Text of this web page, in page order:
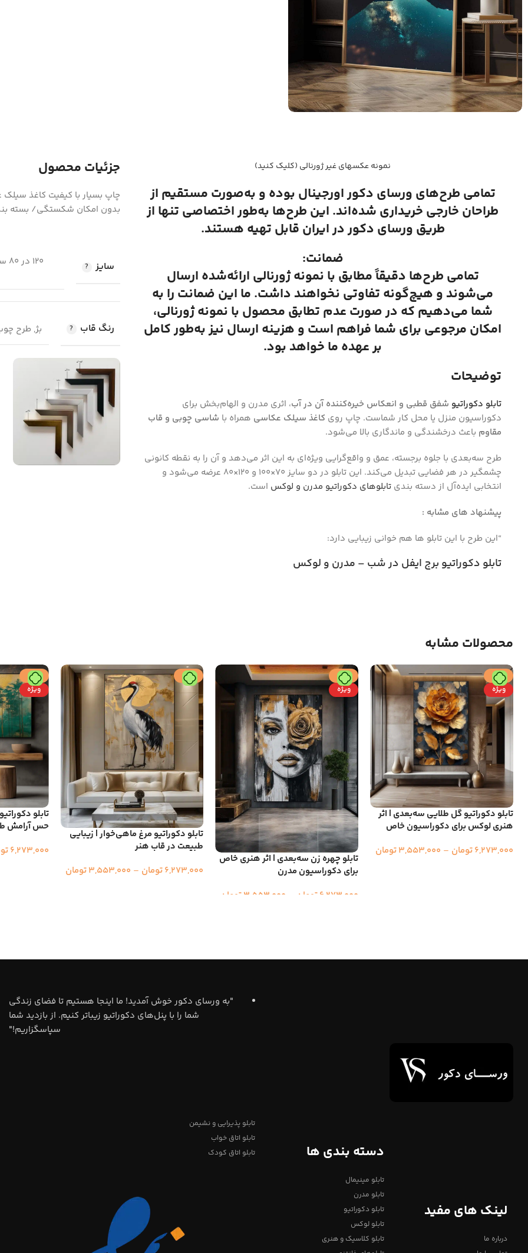
نمونه عکسهای غیر ژورنالی (کلیک کنید)
تمامی طرح‌های ورسای دکور اورجینال بوده و به‌صورت مستقیم از
طراحان خارجی خریداری شده‌اند. این طرح‌ها به‌طور اختصاصی تنها از
طریق ورسای دکور در ایران قابل تهیه هستند.
ضمانت:
تمامی طرح‌ها دقیقاً مطابق با نمونه ژورنالی ارائه‌شده ارسال
می‌شوند و هیچ‌گونه تفاوتی نخواهند داشت. ما این ضمانت را به
شما می‌دهیم که در صورت عدم تطابق محصول با نمونه ژورنالی،
امکان مرجوعی برای شما فراهم است و هزینه ارسال نیز به‌طور کامل
بر عهده ما خواهد بود.
توضیحات
تابلو دکوراتیو شفق قطبی و انعکاس خیره‌کننده آن در آب، اثری مدرن و الهام‌بخش برای
دکوراسیون منزل یا محل کار شماست. چاپ روی کاغذ سیلک عکاسی همراه با شاسی چوبی و قاب
مقاوم باعث درخشندگی و ماندگاری بالا می‌شود.
طرح سه‌بعدی با جلوه برجسته، عمق و واقع‌گرایی ویژه‌ای به این اثر می‌دهد و آن را به نقطه کانونی
چشمگیر در هر فضایی تبدیل می‌کند. این تابلو در دو سایز ۷۰×۱۰۰ و ۱۲۰×۸۰ عرضه می‌شود و
انتخابی ایده‌آل از دسته بندی تابلوهای دکوراتیو مدرن و لوکس است.
پیشنهاد های مشابه :
“این طرح با این تابلو ها هم خوانی زیبایی دارد:
تابلو دکوراتیو برج ایفل در شب – مدرن و لوکس
جزئیات محصول
بدون امکان شکستگی/ بسته
سایز
رنگ قاب بژ, طرح
محصولات مشابه
حراج
ویژه
تابلو دکوراتیو گل طلایی سه‌بعدی | اثر
هنری لوکس برای دکوراسیون خاص
6,273,000تومان –
3,553,000تومان
حراج
ویژه
تابلو چهره زن سه‌بعدی | اثر هنری خاص
برای دکوراسیون مدرن
6,273,000تومان 3,553,000تومان
حراج
تابلو دکوراتیو مرغ ماهی‌خوار | زیبایی
طبیعت در قاب هنر
6,273,000تومان –
3,553,000تومان
حراج
ویژه
تابلو
حس آرامش
6,273,000
لینک های مفید
درباره ما
دسته بندی ها
تابلو مینیمال
تابلو مدرن
تابلو دکوراتیو
تابلو لوکس
تابلو کلاسیک و هنری
"به ورسای دکور خوش آمدید! ما اینجا هستیم تا فضای زندگی
شما را با پنل‌های دکوراتیو زیباتر کنیم. از بازدید شما
سپاسگزاریم!"
تابلو پذیرایی و نشیمن
تابلو اتاق خواب
تابلو اتاق کودک